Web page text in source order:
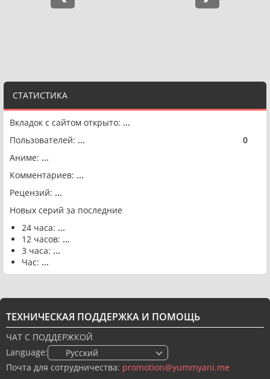
СТАТИСТИКА
Вкладок с сайтом открыто: ...
Пользователей: ... 0
Аниме: ...
Комментариев: ...
Рецензий: ...
Новых серий за последние
24 часа: ...
12 часов: ...
3 часа: ...
Час: ...
ТЕХНИЧЕСКАЯ ПОДДЕРЖКА И ПОМОЩЬ
ЧАТ С ПОДДЕРЖКОЙ
Language:
🇷🇺 Русский
Почта для сотрудничества: promotion@yummyani.me